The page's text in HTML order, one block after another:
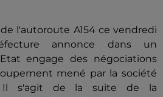
l'autoroute A154 ce vendredi
annonce dans un
engage des négociations
mené par la société
Il s'agit de la suite de la